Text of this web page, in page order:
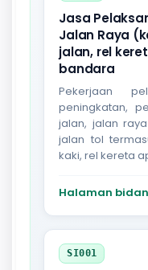
Jasa
Jalan Raya
jalan, rel
bandara
Pekerjaan
peningkatan,
jalan, jalan
jalan tol
kaki, rel kereta
Halaman
SI001